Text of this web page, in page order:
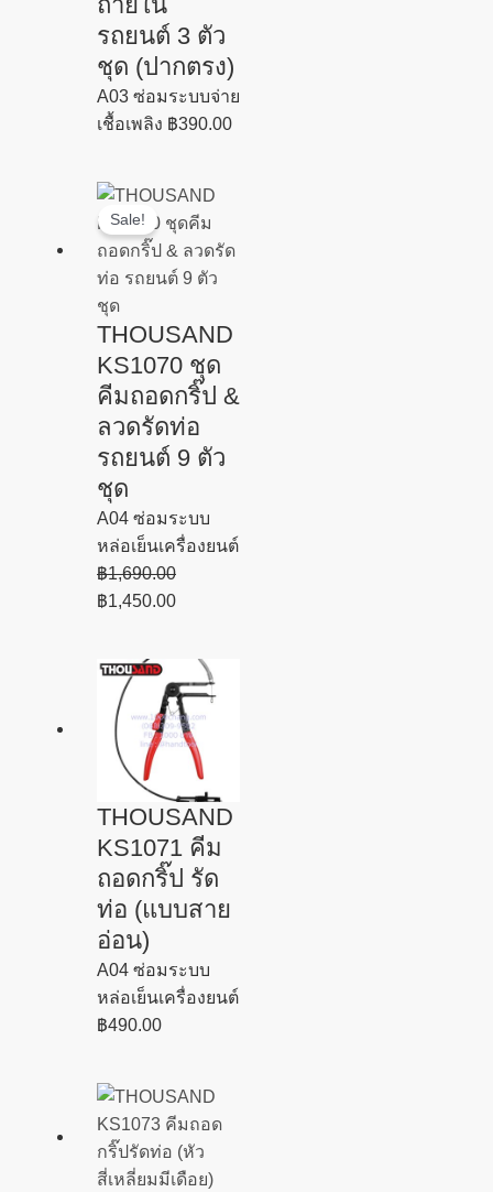
รถยนต์ 3 ตัว
ชุด (ปากตรง)
A03 ซ่อมระบบจ่าย
เชื้อเพลิง ฿390.00
Sale!
THOUSAND
KS1070 ชุด
คีมถอดกริ๊ป &
ลวดรัดท่อ
รถยนต์ 9 ตัว
ชุด
A04 ซ่อมระบบ
หล่อเย็นเครื่องยนต์
฿1,690.00
Original
price
was:
฿1,690.00.
฿1,450.00
Current
price
is:
฿1,450.00.
THOUSAND
KS1071 คีม
ถอดกริ๊ป รัด
ท่อ (แบบสาย
อ่อน)
A04 ซ่อมระบบ
หล่อเย็นเครื่องยนต์
฿490.00